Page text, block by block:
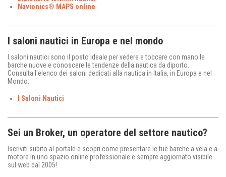
Navionics® MAPS online
I saloni nautici in Europa e nel mondo
I saloni nautici sono il posto ideale per vedere e toccare con mano le
barche nuove e conoscere le tendenze della nautica da diporto.
Consulta l'elenco dei saloni dedicati alla nautica in Italia, in Europa e nel
Mondo:
I Saloni Nautici
Sei un Broker, un operatore del settore nautico?
Iscriviti subito al portale e scopri come presentare le tue barche a vela e a
motore in uno spazio online professionale e sempre aggiornato visibile
sul web dal 2005!